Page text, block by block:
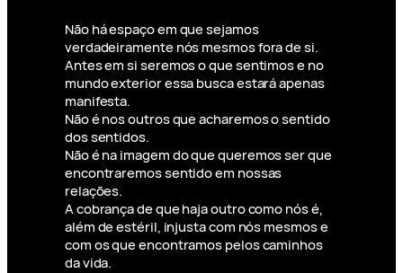
Não há espaço em que sejamos
verdadeiramente nós mesmos fora de si.
Antes em si seremos o que sentimos e no
mundo exterior essa busca estará apenas
manifesta.
Não é nos outros que acharemos o sentido
dos sentidos.
Não é na imagem do que queremos ser que
encontraremos sentido em nossas
relações.
A cobrança de que haja outro como nós é,
além de estéril, injusta com nós mesmos e
com os que encontramos pelos caminhos
da vida.